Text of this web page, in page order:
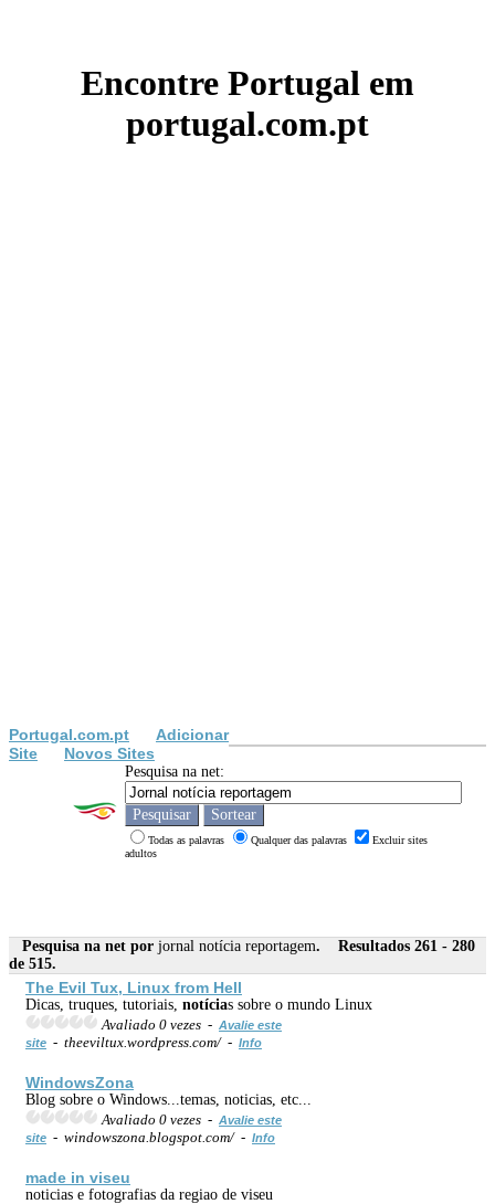
Encontre Portugal em
portugal.com.pt
Portugal.com.pt
Adicionar
Site
Novos Sites
Pesquisa na net:
Todas as palavras Qualquer das palavras
Excluir sites
adultos
Pesquisa na net por jornal notícia reportagem. Resultados 261 - 280
de 515.
The Evil Tux, Linux from Hell
Dicas, truques, tutoriais, notícias sobre o mundo Linux
Avaliado 0 vezes - Avalie este
site - theeviltux.wordpress.com/ - Info
WindowsZona
Blog sobre o Windows...temas, noticias, etc...
Avaliado 0 vezes - Avalie este
site - windowszona.blogspot.com/ - Info
made in viseu
noticias e fotografias da regiao de viseu